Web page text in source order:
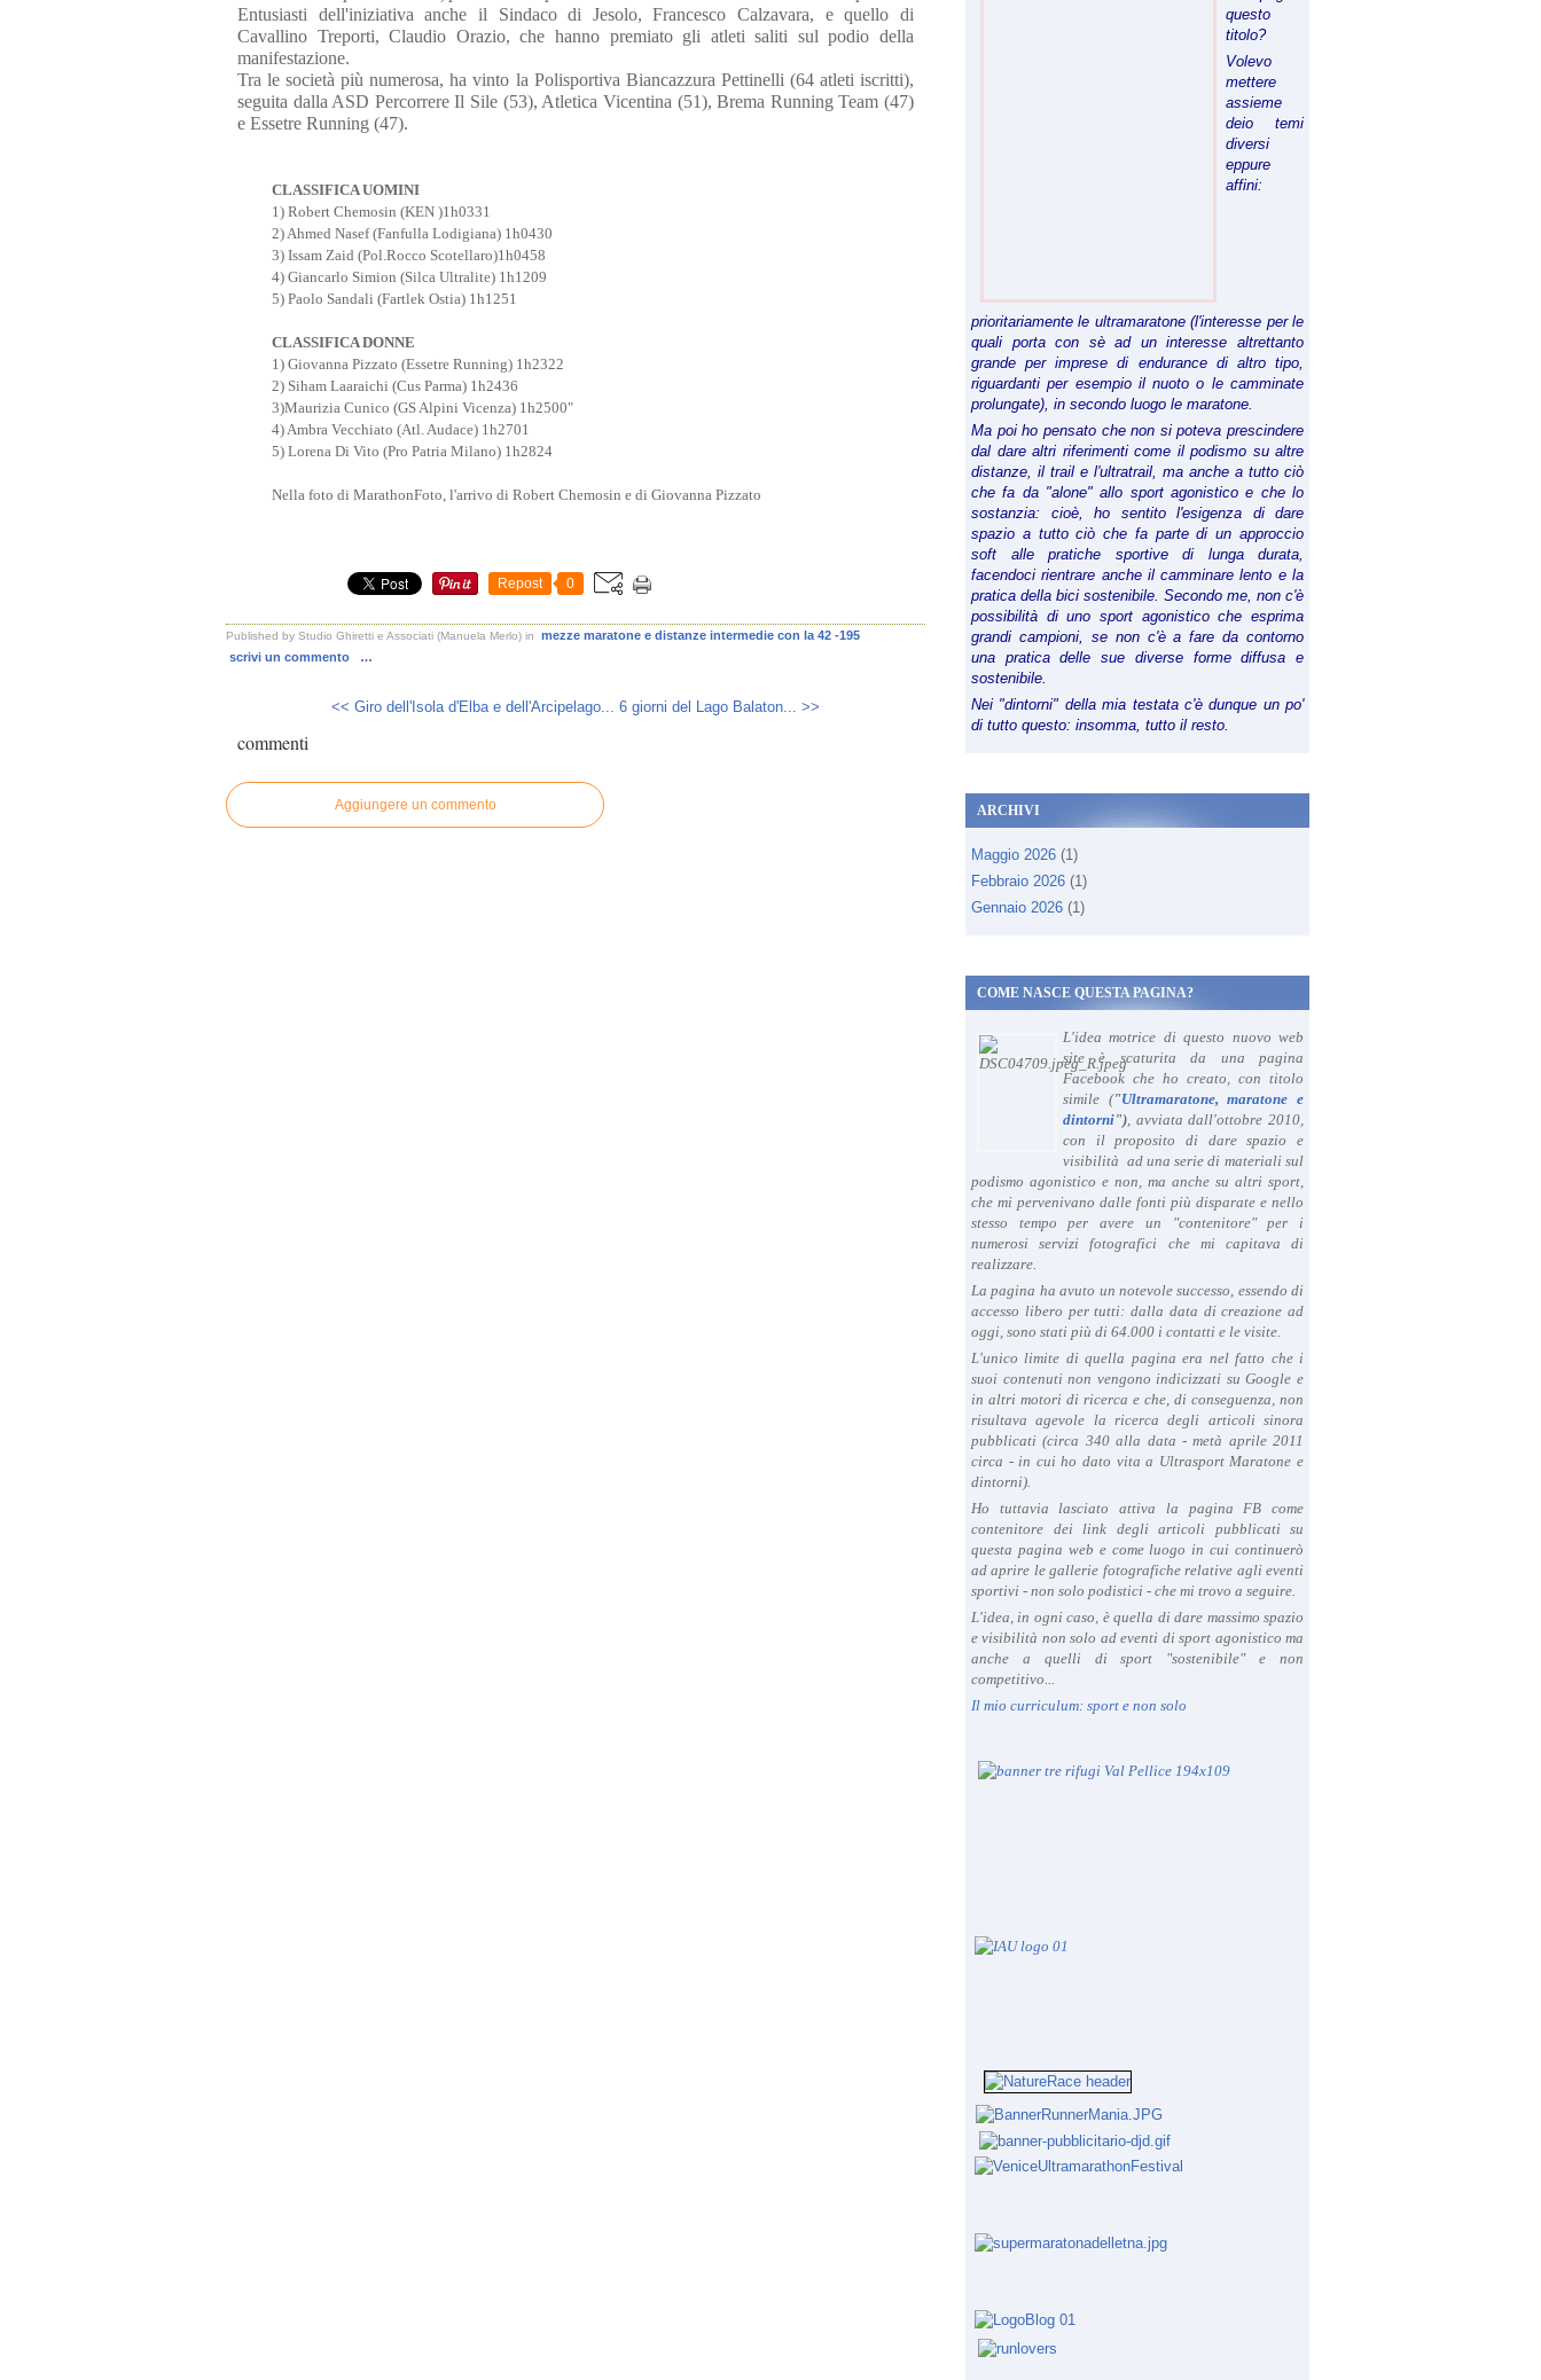
Entusiasti dell'iniziativa anche il Sindaco di Jesolo, Francesco Calzavara, e quello di
Cavallino Treporti, Claudio Orazio, che hanno premiato gli atleti saliti sul podio della
manifestazione.
Tra le società più numerosa, ha vinto la Polisportiva Biancazzura Pettinelli (64 atleti iscritti),
seguita dalla ASD Percorrere Il Sile (53), Atletica Vicentina (51), Brema Running Team (47)
e Essetre Running (47).
CLASSIFICA UOMINI
1) Robert Chemosin (KEN )1h0331
2) Ahmed Nasef (Fanfulla Lodigiana) 1h0430
3) Issam Zaid (Pol.Rocco Scotellaro)1h0458
4) Giancarlo Simion (Silca Ultralite) 1h1209
5) Paolo Sandali (Fartlek Ostia) 1h1251
CLASSIFICA DONNE
1) Giovanna Pizzato (Essetre Running) 1h2322
2) Siham Laaraichi (Cus Parma) 1h2436
3)Maurizia Cunico (GS Alpini Vicenza) 1h2500"
4) Ambra Vecchiato (Atl. Audace) 1h2701
5) Lorena Di Vito (Pro Patria Milano) 1h2824
Nella foto di MarathonFoto, l'arrivo di Robert Chemosin e di Giovanna Pizzato
Repost 0
Published by Studio Ghiretti e Associati (Manuela Merlo) in
mezze maratone e distanze intermedie con la 42 -195
scrivi un commento
…
<< Giro dell'Isola d'Elba e dell'Arcipelago... 6 giorni del Lago Balaton... >>
commenti
Aggiungere un commento
questo
titolo?
Volevo
mettere
assieme
deio temi
diversi
eppure
affini:
prioritariamente le ultramaratone (l'interesse per le
quali porta con sè ad un interesse altrettanto
grande per imprese di endurance di altro tipo,
riguardanti per esempio il nuoto o le camminate
prolungate), in secondo luogo le maratone.
Ma poi ho pensato che non si poteva prescindere
dal dare altri riferimenti come il podismo su altre
distanze, il trail e l'ultratrail, ma anche a tutto ciò
che fa da "alone" allo sport agonistico e che lo
sostanzia: cioè, ho sentito l'esigenza di dare
spazio a tutto ciò che fa parte di un approccio
soft alle pratiche sportive di lunga durata,
facendoci rientrare anche il camminare lento e la
pratica della bici sostenibile. Secondo me, non c'è
possibilità di uno sport agonistico che esprima
grandi campioni, se non c'è a fare da contorno
una pratica delle sue diverse forme diffusa e
sostenibile.
Nei "dintorni" della mia testata c'è dunque un po'
di tutto questo: insomma, tutto il resto.
ARCHIVI
Maggio 2026 (1)
Febbraio 2026 (1)
Gennaio 2026 (1)
COME NASCE QUESTA PAGINA?
L'idea motrice di questo nuovo web
site è scaturita da una pagina
Facebook che ho creato, con titolo
simile ("Ultramaratone, maratone e
dintorni"), avviata dall'ottobre 2010,
con il proposito di dare spazio e
visibilità ad una serie di materiali sul
podismo agonistico e non, ma anche su altri sport,
che mi pervenivano dalle fonti più disparate e nello
stesso tempo per avere un "contenitore" per i
numerosi servizi fotografici che mi capitava di
realizzare.
La pagina ha avuto un notevole successo, essendo di
accesso libero per tutti: dalla data di creazione ad
oggi, sono stati più di 64.000 i contatti e le visite.
L'unico limite di quella pagina era nel fatto che i
suoi contenuti non vengono indicizzati su Google e
in altri motori di ricerca e che, di conseguenza, non
risultava agevole la ricerca degli articoli sinora
pubblicati (circa 340 alla data - metà aprile 2011
circa - in cui ho dato vita a Ultrasport Maratone e
dintorni).
Ho tuttavia lasciato attiva la pagina FB come
contenitore dei link degli articoli pubblicati su
questa pagina web e come luogo in cui continuerò
ad aprire le gallerie fotografiche relative agli eventi
sportivi - non solo podistici - che mi trovo a seguire.
L'idea, in ogni caso, è quella di dare massimo spazio
e visibilità non solo ad eventi di sport agonistico ma
anche a quelli di sport "sostenibile" e non
competitivo...
Il mio curriculum: sport e non solo